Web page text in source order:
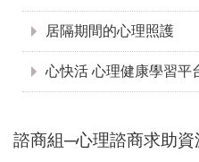
居隔期間的心理照護
心快活 心理健康學習平
諮商組─心理諮商求助資